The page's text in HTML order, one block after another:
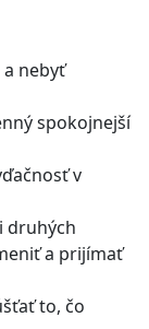
nebyť
spokojnejší
v
druhých
a prijímať
to, čo